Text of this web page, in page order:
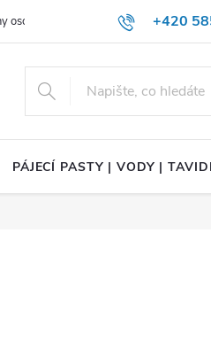
+420
osobních údajů
PÁJECÍ PASTY | VODY |